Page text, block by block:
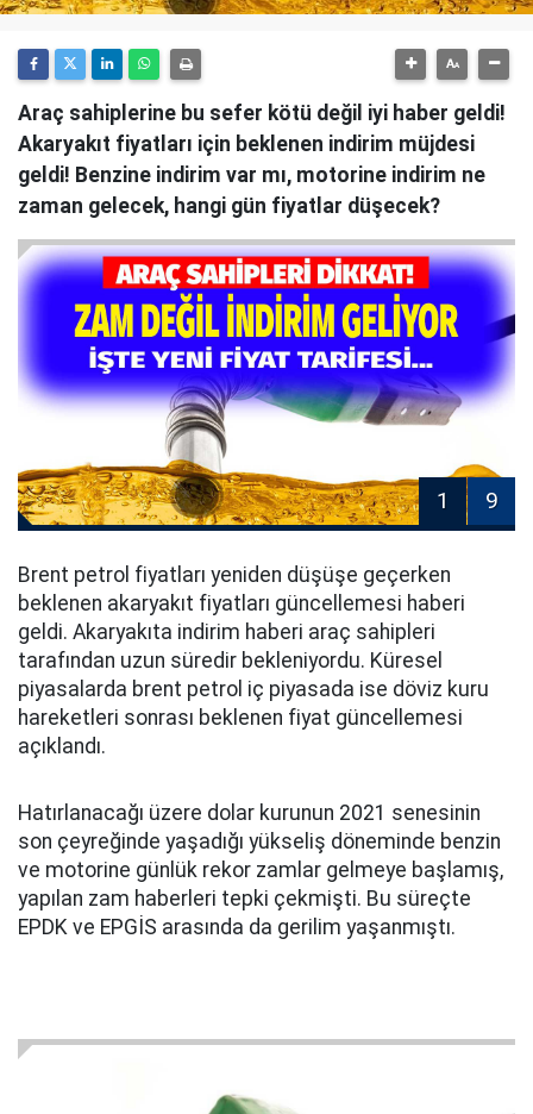
Araç sahiplerine bu sefer kötü değil iyi haber geldi!
Akaryakıt fiyatları için beklenen indirim müjdesi
geldi! Benzine indirim var mı, motorine indirim ne
zaman gelecek, hangi gün fiyatlar düşecek?
1 9
Brent petrol fiyatları yeniden düşüşe geçerken
beklenen akaryakıt fiyatları güncellemesi haberi
geldi. Akaryakıta indirim haberi araç sahipleri
tarafından uzun süredir bekleniyordu. Küresel
piyasalarda brent petrol iç piyasada ise döviz kuru
hareketleri sonrası beklenen fiyat güncellemesi
açıklandı.
Hatırlanacağı üzere dolar kurunun 2021 senesinin
son çeyreğinde yaşadığı yükseliş döneminde benzin
ve motorine günlük rekor zamlar gelmeye başlamış,
yapılan zam haberleri tepki çekmişti. Bu süreçte
EPDK ve EPGİS arasında da gerilim yaşanmıştı.